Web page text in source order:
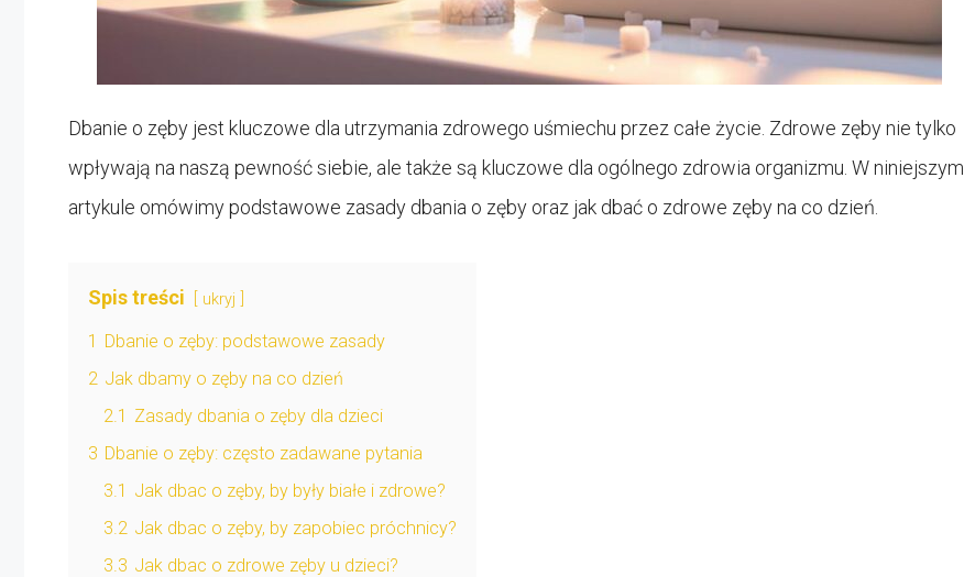
Dbanie o zęby jest kluczowe dla utrzymania zdrowego uśmiechu przez całe życie. Zdrowe zęby nie tylko
wpływają na naszą pewność siebie, ale także są kluczowe dla ogólnego zdrowia organizmu. W niniejszym
artykule omówimy podstawowe zasady dbania o zęby oraz jak dbać o zdrowe zęby na co dzień.
Spis treści ukryj
1 Dbanie o zęby: podstawowe zasady
2 Jak dbamy o zęby na co dzień
2.1 Zasady dbania o zęby dla dzieci
3 Dbanie o zęby: często zadawane pytania
3.1 Jak dbac o zęby, by były białe i zdrowe?
3.2 Jak dbac o zęby, by zapobiec próchnicy?
3.3 Jak dbac o zdrowe zęby u dzieci?